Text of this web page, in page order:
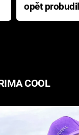
opět
přichází s
COOL